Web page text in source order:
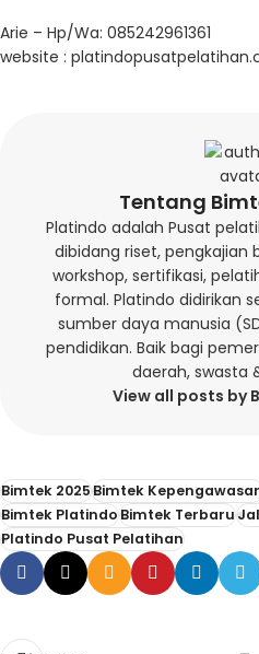
Arie – Hp/Wa: 085242961361
website :
Tentang
Platindo adalah Pusat
dibidang riset, pengkajian
workshop, sertifikasi,
formal. Platindo didirikan
sumber daya manusia
pendidikan. Baik bagi
daerah, swasta
View all posts by
Bimtek 2025Bimtek
Bimtek PlatindoBimtek Terbaru
Platindo Pusat Pelatihan